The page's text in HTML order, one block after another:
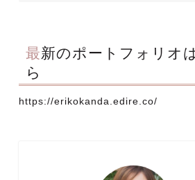
最新のポートフォリオはこち
ら
https://erikokanda.edire.co/